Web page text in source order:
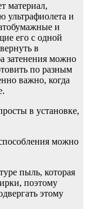
материал,
ультрафиолета и
и
его с одной
в
затенения можно
по разным
важно, когда
в установке,
можно
пыль, которая
поэтому
этому